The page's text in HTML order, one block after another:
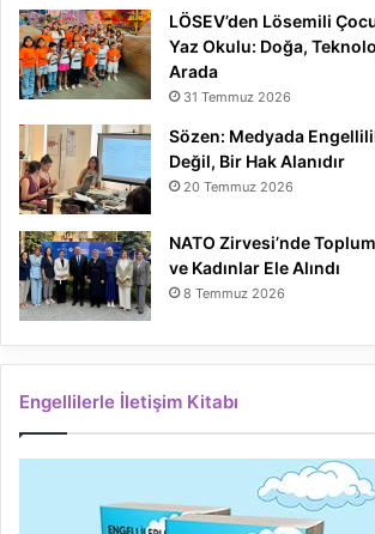
LÖSEV’den Lösemili
Yaz Okulu: Doğa,
Arada
31 Temmuz 2026
Sözen: Medyada
Değil, Bir Hak Alanıdır
20 Temmuz 2026
NATO Zirvesi’nde
ve Kadınlar Ele Alındı
8 Temmuz 2026
Engellilerle İletişim Kitabı